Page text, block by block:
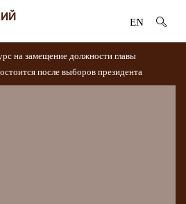
EN
на замещение должности главы
после выборов президента